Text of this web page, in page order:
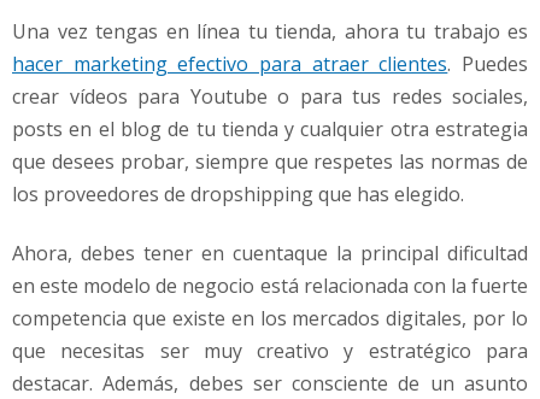
Una vez tengas en línea tu tienda, ahora tu trabajo es
hacer marketing efectivo para atraer clientes. Puedes
crear vídeos para Youtube o para tus redes sociales,
posts en el blog de tu tienda y cualquier otra estrategia
que desees probar, siempre que respetes las normas de
los proveedores de dropshipping que has elegido.
Ahora, debes tener en cuentaque la principal dificultad
en este modelo de negocio está relacionada con la fuerte
competencia que existe en los mercados digitales, por lo
que necesitas ser muy creativo y estratégico para
destacar. Además, debes ser consciente de un asunto